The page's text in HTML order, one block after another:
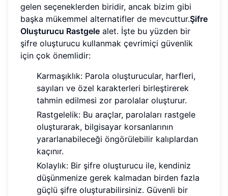
gelen seçeneklerden biridir, ancak bizim gibi
başka mükemmel alternatifler de mevcuttur.Şifre
Oluşturucu Rastgele alet. İşte bu yüzden bir
şifre oluşturucu kullanmak çevrimiçi güvenlik
için çok önemlidir:
Karmaşıklık: Parola oluşturucular, harfleri,
sayıları ve özel karakterleri birleştirerek
tahmin edilmesi zor parolalar oluşturur.
Rastgelelik: Bu araçlar, parolaları rastgele
oluşturarak, bilgisayar korsanlarının
yararlanabileceği öngörülebilir kalıplardan
kaçınır.
Kolaylık: Bir şifre oluşturucu ile, kendiniz
düşünmenize gerek kalmadan birden fazla
güçlü şifre oluşturabilirsiniz. Güvenli bir